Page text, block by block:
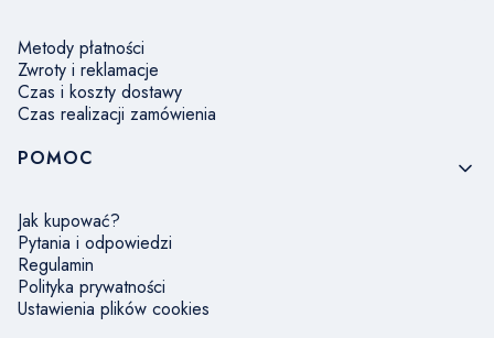
Metody płatności
Zwroty i reklamacje
Czas i koszty dostawy
Czas realizacji zamówienia
POMOC
Jak kupować?
Pytania i odpowiedzi
Regulamin
Polityka prywatności
Ustawienia plików cookies